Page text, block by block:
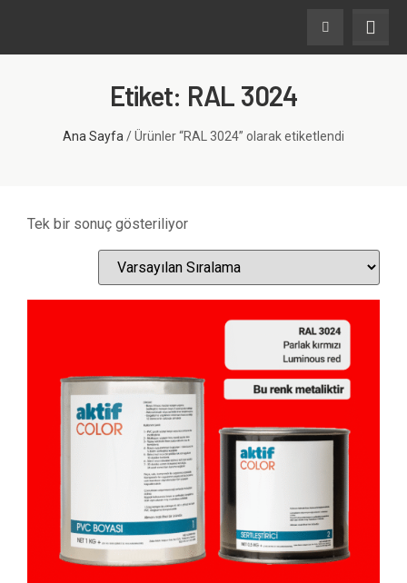
Etiket: RAL 3024
Ana Sayfa / Ürünler “RAL 3024” olarak etiketlendi
Tek bir sonuç gösteriliyor